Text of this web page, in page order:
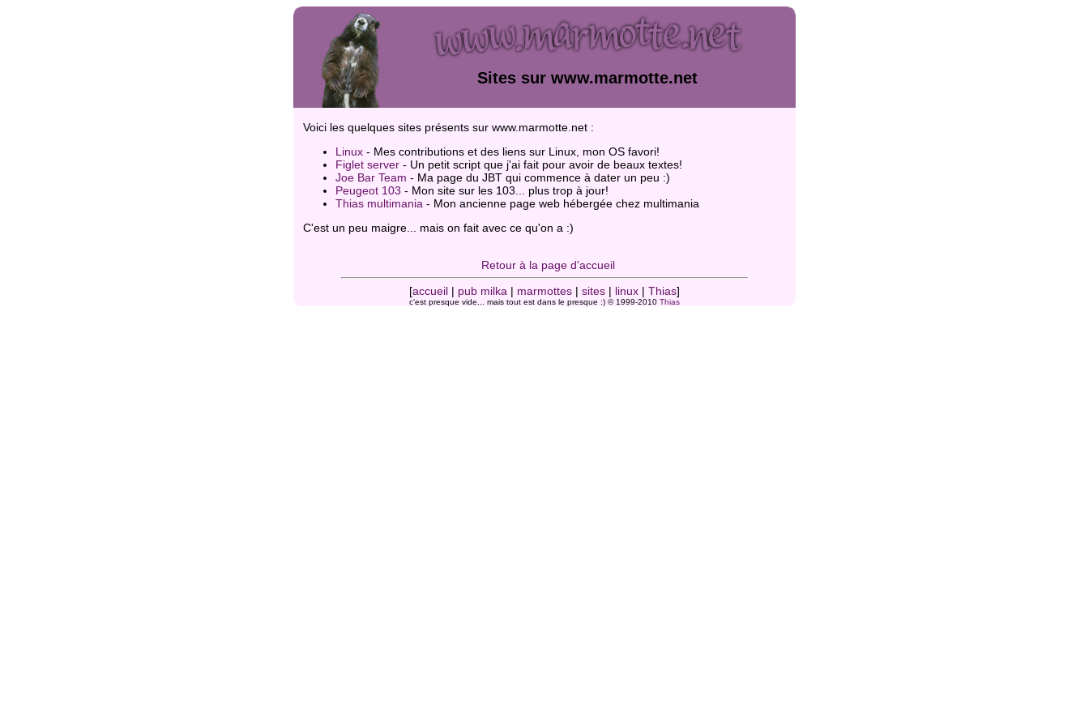
Sites sur www.marmotte.net
Voici les quelques sites présents sur www.marmotte.net :
Linux - Mes contributions et des liens sur Linux, mon OS favori!
Figlet server - Un petit script que j'ai fait pour avoir de beaux textes!
Joe Bar Team - Ma page du JBT qui commence à dater un peu :)
Peugeot 103 - Mon site sur les 103... plus trop à jour!
Thias multimania - Mon ancienne page web hébergée chez multimania
C'est un peu maigre... mais on fait avec ce qu'on a :)
Retour à la page d'accueil
[accueil | pub milka | marmottes | sites | linux | Thias]
c'est presque vide... mais tout est dans le presque :) © 1999-2010 Thias